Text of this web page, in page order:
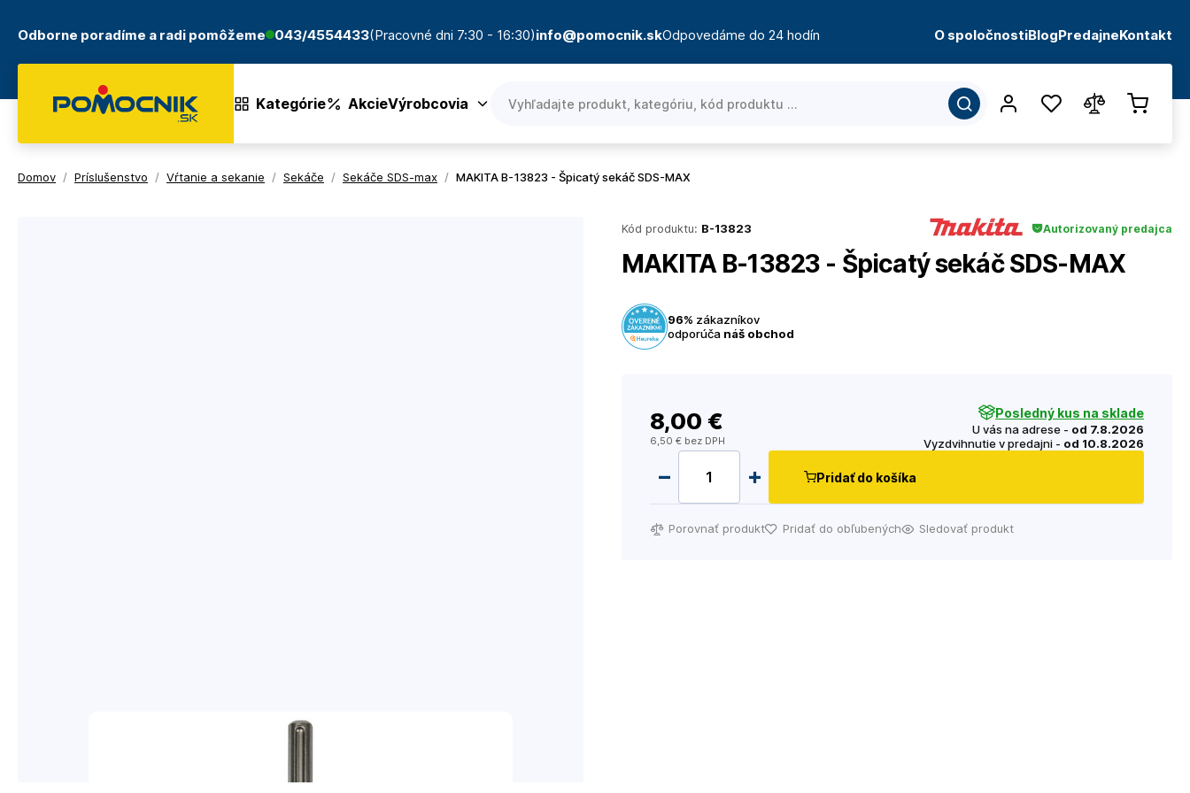
Odborne poradíme a radi pomôžeme 043/4554433(Pracovné dni 7:30 - 16:30)info@pomocnik.skOdpovedáme do 24 hodín O spoločnostiBlogPredajneKontakt
Kategórie AkcieVýrobcovia
Domov / Príslušenstvo / Vŕtanie a sekanie / Sekáče / Sekáče SDS-max / MAKITA B-13823 - Špicatý sekáč SDS-MAX
Kód produktu: B-13823 Autorizovaný predajca
MAKITA B-13823 - Špicatý sekáč SDS-MAX
96% zákazníkov
odporúča náš obchod
8,00 €
6 ,50 € bez DPH
Posledný kus na sklade
U vás na adrese - od 7.8.2026
Vyzdvihnutie v predajni - od 10.8.2026
Pridať do košíka
Porovnať produkt Pridať do obľubených Sledovať produkt